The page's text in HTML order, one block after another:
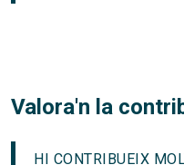
Valora'n la
HI CONTRIBUEIX